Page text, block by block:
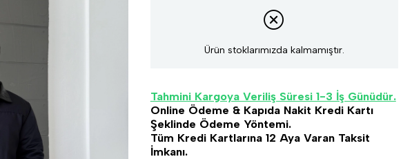
Ürün stoklarımızda kalmamıştır.
Tahmini Kargoya Veriliş Süresi 1-3 İş Günüdür.
Online Ödeme & Kapıda Nakit Kredi Kartı
Şeklinde Ödeme Yöntemi.
Tüm Kredi Kartlarına 12 Aya Varan Taksit
İmkanı.